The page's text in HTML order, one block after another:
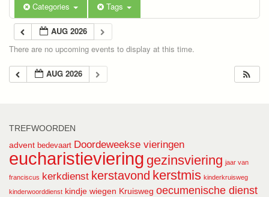
Categories Tags
AUG 2026
There are no upcoming events to display at this time.
AUG 2026
TREFWOORDEN
advent bedevaart Doordeweekse vieringen
eucharistieviering gezinsviering jaar van
franciscus kerkdienst kerstavond kerstmis kinderkruisweg
kinderwoorddienst kindje wiegen Kruisweg oecumenische dienst